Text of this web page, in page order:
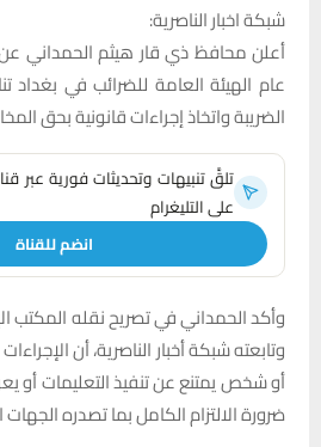
شبكة اخبار الناصرية:
أعلن محافظ ذي قار هيثم الحمداني
عام الهيئة العامة للضرائب في بغداد
الضريبة واتخاذ إجراءات قانونية بحق
تلقَّ تنبيهات وتحديثات فورية عبر
على التليغرام
انضم للقناة
وأكد الحمداني في تصريح نقله المكتب
وتابعته شبكة أخبار الناصرية، أن
أو شخص يمتنع عن تنفيذ التعليمات أو
ضرورة الالتزام الكامل بما تصدره